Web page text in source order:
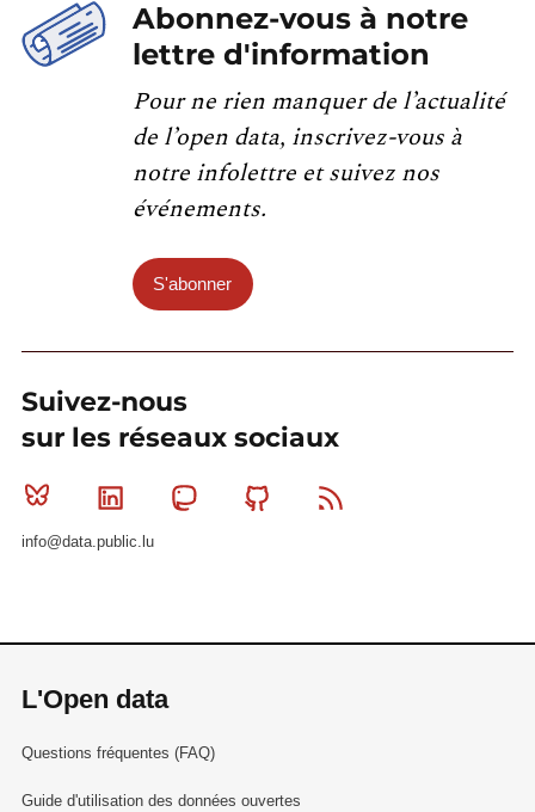
Abonnez-vous à notre
lettre d'information
Pour ne rien manquer de l’actualité
de l’open data, inscrivez-vous à
notre infolettre et suivez nos
événements.
S'abonner
Suivez-nous
sur les réseaux sociaux
Bluesky Linkedin MastodonGithub
info@data.public.lu
L'Open data
Questions fréquentes (FAQ)
Guide d'utilisation des données ouvertes